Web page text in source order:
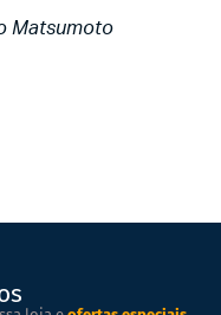
Matsumoto